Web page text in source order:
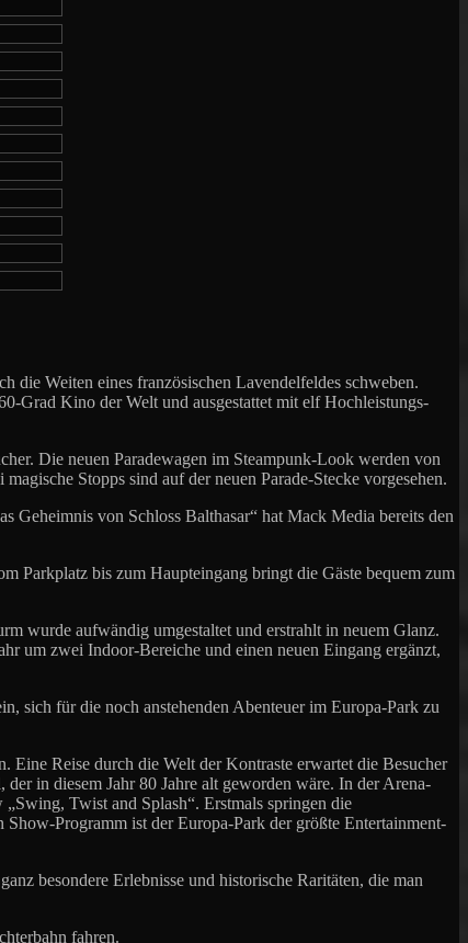
die Weiten eines französischen Lavendelfeldes schweben.
Grad Kino der Welt und ausgestattet mit elf Hochleistungs-
Die neuen Paradewagen im Steampunk-Look werden von
Stopps sind auf der neuen Parade-Stecke vorgesehen.
Geheimnis von Schloss Balthasar“ hat Mack Media bereits den
Parkplatz bis zum Haupteingang bringt die Gäste bequem zum
wurde aufwändig umgestaltet und erstrahlt in neuem Glanz.
um zwei Indoor-Bereiche und einen neuen Eingang ergänzt,
sich für die noch anstehenden Abenteuer im Europa-Park zu
Eine Reise durch die Welt der Kontraste erwartet die Besucher
in diesem Jahr 80 Jahre alt geworden wäre. In der Arena-
Twist and Splash“. Erstmals springen die
Programm ist der Europa-Park der größte Entertainment-
besondere Erlebnisse und historische Raritäten, die man
fahren.